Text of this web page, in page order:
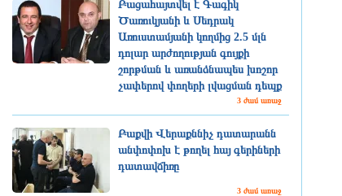
Բացահայտվել է Գագիկ
Ծառուկյանի և Սեդրակ
Առուստամյանի կողմից 2.5 մլն
դոլար արժողության գույքի
շորթման և առանձնապես խոշոր
չափերով փողերի լվացման դեպք
3 ժամ առաջ
Բաքվի Վերաքննիչ դատարանն
անփոփոխ է թողել հայ գերիների
դատավճիռը
3 ժամ առաջ